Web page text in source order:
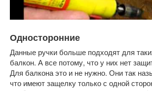
Односторонние
Данные ручки больше подходят для
балкон. А все потому, что у них нет
Для балкона это и не нужно. Они так
что имеют защелку только с одной